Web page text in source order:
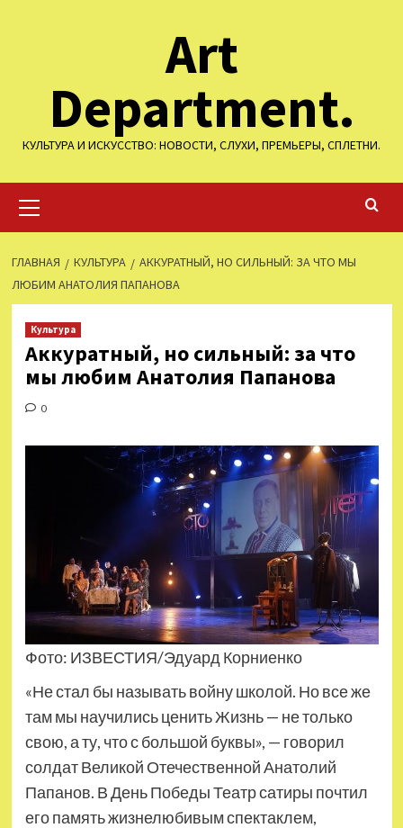
Art
Department.
КУЛЬТУРА И ИСКУССТВО: НОВОСТИ, СЛУХИ, ПРЕМЬЕРЫ, СПЛЕТНИ.
меню
ГЛАВНАЯ КУЛЬТУРА
АККУРАТНЫЙ, НО СИЛЬНЫЙ: ЗА ЧТО МЫ
ЛЮБИМ АНАТОЛИЯ ПАПАНОВА
Культура
Аккуратный, но сильный: за что
мы любим Анатолия Папанова
0
Фото: ИЗВЕСТИЯ/Эдуард Корниенко
«Не стал бы называть войну школой. Но все же
там мы научились ценить Жизнь — не только
свою, а ту, что с большой буквы», — говорил
солдат Великой Отечественной Анатолий
Папанов. В День Победы Театр сатиры почтил
его память жизнелюбивым спектаклем,